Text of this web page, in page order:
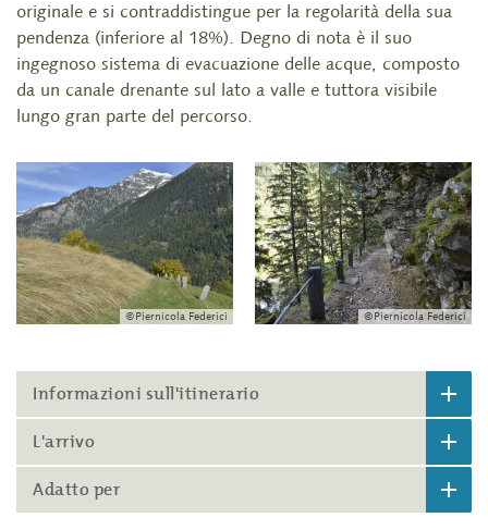
originale e si contraddistingue per la regolarità della sua
pendenza (inferiore al 18%). Degno di nota è il suo
ingegnoso sistema di evacuazione delle acque, composto
da un canale drenante sul lato a valle e tuttora visibile
lungo gran parte del percorso.
©Piernicola Federici ©Piernicola Federici
Informazioni sull'itinerario
L'arrivo
Adatto per